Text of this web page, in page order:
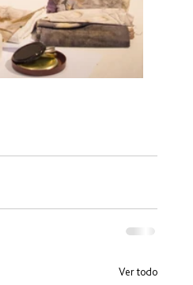
Ver todo